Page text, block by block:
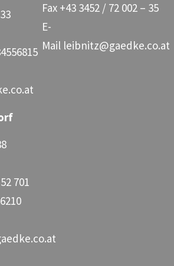
701
Fax +43 3452 / 72 002 – 35
E-
Mail leibnitz@gaedke.co.at